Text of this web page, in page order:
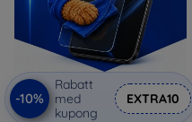
-10%
Rabatt
med
kupong
EXTRA10